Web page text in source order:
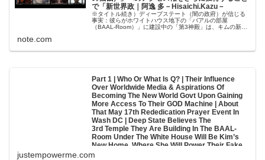
で「新世界政｜阿逸 多－Hisaichi.Kazu－
※タイトル続き）ディープステート（闇の政府）が信じる
事実：彼らがホワイトハウス地下の「バアルの部屋
（BAAL-Room）」に建設中の「第3神殿」は、キムの新た
note.com
Part 1 | Who Or What Is Q? | Their Influence
Over Worldwide Media & Aspirations Of
Becoming The New World Govt Upon Gaining
More Access To Their GOD Machine | About
That May 17th Rededication Prayer Event In
Wash DC | Deep State Believes The
3rd Temple They Are Building In The BAAL-
Room Under The White House Will Be Kim’s
New Home, Where She Will Power Their Fake
GOD Machine & Reconnect Us Homo Sapiens
justempowerme.com